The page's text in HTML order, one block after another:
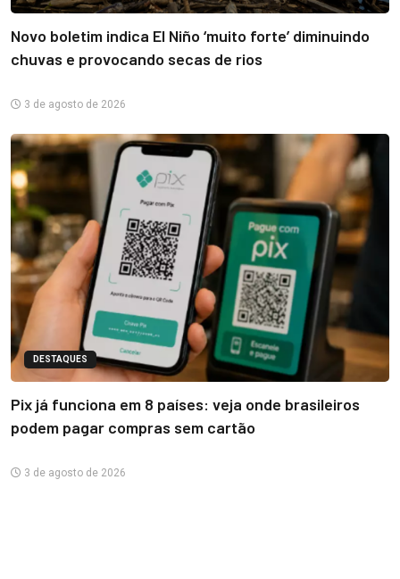
Novo boletim indica El Niño ‘muito forte’ diminuindo
chuvas e provocando secas de rios
3 de agosto de 2026
DESTAQUES
Pix já funciona em 8 países: veja onde brasileiros
podem pagar compras sem cartão
3 de agosto de 2026